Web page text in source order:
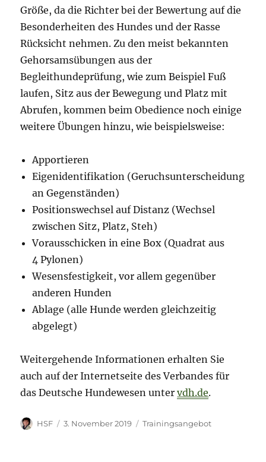
Größe, da die Richter bei der Bewertung auf die
Besonderheiten des Hundes und der Rasse
Rücksicht nehmen. Zu den meist bekannten
Gehorsamsübungen aus der
Begleithundeprüfung, wie zum Beispiel Fuß
laufen, Sitz aus der Bewegung und Platz mit
Abrufen, kommen beim Obedience noch einige
weitere Übungen hinzu, wie beispielsweise:
Apportieren
Eigenidentifikation (Geruchsunterscheidung
an Gegenständen)
Positionswechsel auf Distanz (Wechsel
zwischen Sitz, Platz, Steh)
Vorausschicken in eine Box (Quadrat aus
4 Pylonen)
Wesensfestigkeit, vor allem gegenüber
anderen Hunden
Ablage (alle Hunde werden gleichzeitig
abgelegt)
Weitergehende Informationen erhalten Sie
auch auf der Internetseite des Verbandes für
das Deutsche Hundewesen untervdh.de.
Autor
HSF
Veröffentlicht
3. November 2019 Kategorien
Trainingsangebot